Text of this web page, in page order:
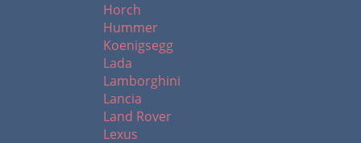
Horch
Hummer
Koenigsegg
Lada
Lamborghini
Lancia
Land Rover
Lexus